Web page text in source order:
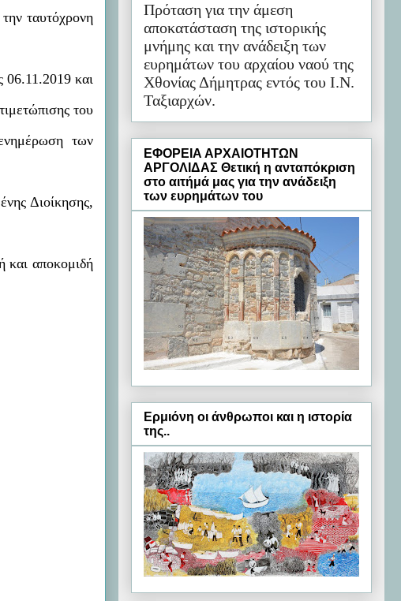
ταυτόχρονη
06.11.2019 και
του
των
Διοίκησης,
και αποκομιδή
Πρόταση για την άμεση
αποκατάσταση της ιστορικής
μνήμης και την ανάδειξη των
ευρημάτων του αρχαίου ναού της
Χθονίας Δήμητρας εντός του Ι.Ν.
Ταξιαρχών.
ΕΦΟΡΕΙΑ ΑΡΧΑΙΟΤΗΤΩΝ
ΑΡΓΟΛΙΔΑΣ Θετική η ανταπόκριση
στο αιτήμά μας για την ανάδειξη
των ευρημάτων του
Ερμιόνη oι άνθρωποι και η ιστορία
της..